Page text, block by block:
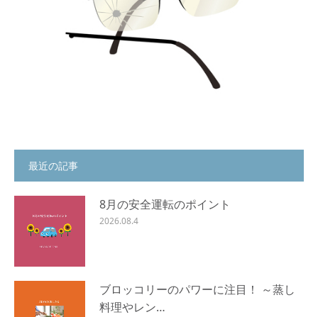
最近の記事
8月の安全運転のポイント
2026.08.4
ブロッコリーのパワーに注目！ ～蒸し
料理やレン…